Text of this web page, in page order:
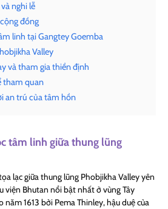
nghi lễ
đồng
linh tại Gangtey Goemba
Valley
và tham gia thiền định
tham quan
an trú của tâm hồn
tâm linh giữa thung lũng
lạc giữa thung lũng Phobjikha Valley yên
viện Bhutan nổi bật nhất ở vùng Tây
1613 bởi Pema Thinley, hậu duệ của